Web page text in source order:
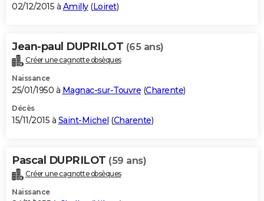
02/12/2015 à Amilly(Loiret)
Jean-paul DUPRILOT (65 ans)
Créer une cagnotte obsèques
Naissance
25/01/1950 à Magnac-sur-Touvre (Charente)
Décès
15/11/2015 à Saint-Michel (Charente)
Pascal DUPRILOT (59 ans)
Créer une cagnotte obsèques
Naissance